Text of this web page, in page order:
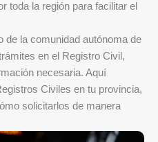
toda la región para facilitar el
de la comunidad autónoma de
en el Registro Civil,
necesaria. Aquí
Civiles en tu provincia,
solicitarlos de manera